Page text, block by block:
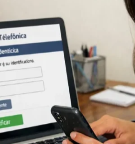
y estabilidad duradera en todo